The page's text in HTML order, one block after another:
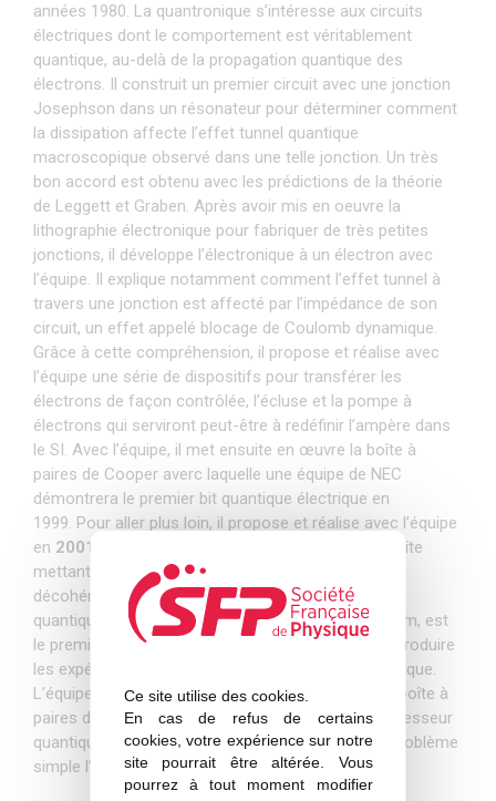
Ce site utilise des cookies.
En cas de refus de certains
cookies, votre expérience sur notre
site pourrait être altérée. Vous
pourrez à tout moment modifier
années 1980. La quantronique s’intéresse aux circuits
électriques dont le comportement est véritablement
quantique, au-delà de la propagation quantique des
électrons. Il construit un premier circuit avec une jonction
Josephson dans un résonateur pour déterminer comment
la dissipation affecte l’effet tunnel quantique
macroscopique observé dans une telle jonction. Un très
bon accord est obtenu avec les prédictions de la théorie
de Leggett et Graben. Après avoir mis en oeuvre la
lithographie électronique pour fabriquer de très petites
jonctions, il développe l’électronique à un électron avec
l’équipe. Il explique notamment comment l’effet tunnel à
travers une jonction est affecté par l’impédance de son
circuit, un effet appelé blocage de Coulomb dynamique.
Grâce à cette compréhension, il propose et réalise avec
l’équipe une série de dispositifs pour transférer les
électrons de façon contrôlée, l’écluse et la pompe à
électrons qui serviront peut-être à redéfinir l’ampère dans
le SI. Avec l’équipe, il met ensuite en œuvre la boîte à
paires de Cooper averc laquelle une équipe de NEC
démontrera le premier bit quantique électrique en
1999. Pour aller plus loin, il propose et réalise avec l’équipe
en 2001
une nouvelle version de cette fameuse boîte
mettant en œuvre une stratégie pour combattre la
décohérence, et une méthode de mesure de l’état
quantique en un coup. Ce circuit, appelé quantronium, est
le premier atome artificiel électrique capable de reproduire
les expériences fondatrices de la mécanique quantique.
L’équipe a continué cette voie de recherche sur la boîte à
paires de Cooper, et démontré récemment un processeur
quantique très élémentaire mais prouvant sur un problème
simple l’avantage des algorithmes quantiques.